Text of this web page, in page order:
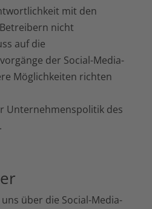
mit den
nicht
auf die
der Social-Media-
Möglichkeiten richten
Unternehmenspolitik des
über die Social-Media-